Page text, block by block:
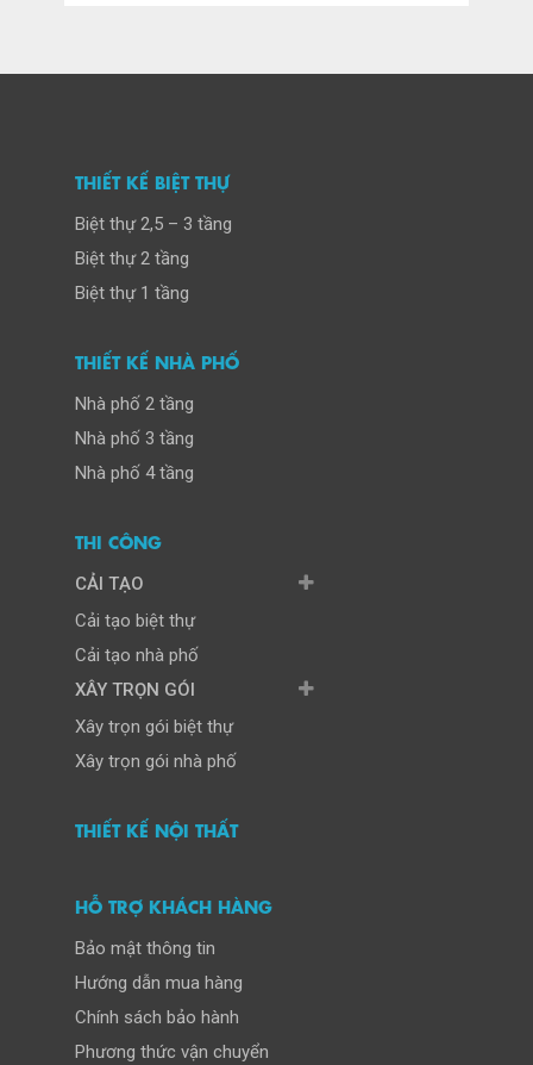
THIẾT KẾ BIỆT THỰ
Biệt thự 2,5 – 3 tầng
Biệt thự 2 tầng
Biệt thự 1 tầng
THIẾT KẾ NHÀ PHỐ
Nhà phố 2 tầng
Nhà phố 3 tầng
Nhà phố 4 tầng
THI CÔNG
CẢI TẠO
Cải tạo biệt thự
Cải tạo nhà phố
XÂY TRỌN GÓI
Xây trọn gói biệt thự
Xây trọn gói nhà phố
THIẾT KẾ NỘI THẤT
HỖ TRỢ KHÁCH HÀNG
Bảo mật thông tin
Hướng dẫn mua hàng
Chính sách bảo hành
Phương thức vận chuyển